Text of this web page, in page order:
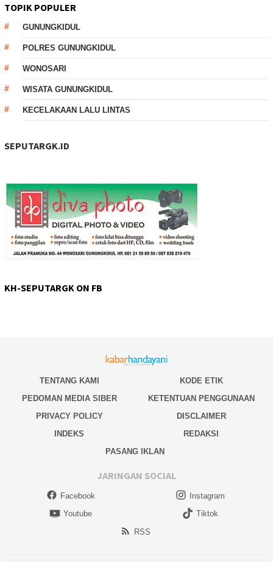
TOPIK POPULER
GUNUNGKIDUL
POLRES GUNUNGKIDUL
WONOSARI
WISATA GUNUNGKIDUL
KECELAKAAN LALU LINTAS
SEPUTARGK.ID
KH-SEPUTARGK ON FB
TENTANG KAMI
KODE ETIK
PEDOMAN MEDIA SIBER
KETENTUAN PENGGUNAAN
PRIVACY POLICY
DISCLAIMER
INDEKS
REDAKSI
PASANG IKLAN
JARINGAN SOCIAL
Facebook
Instagram
Youtube
Tiktok
RSS